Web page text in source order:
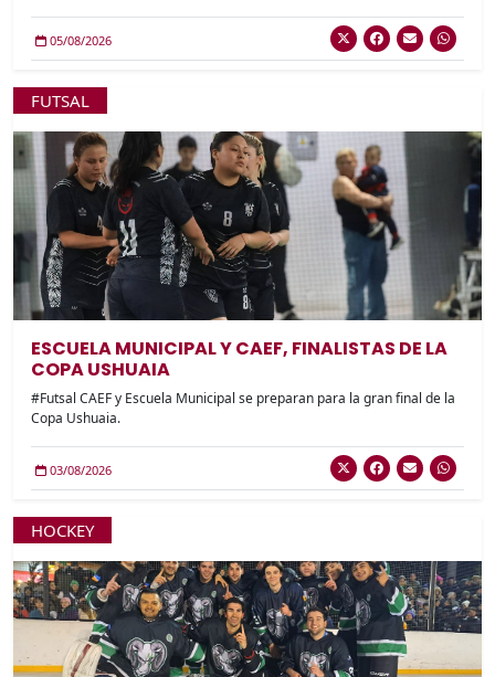
05/08/2026
FUTSAL
ESCUELA MUNICIPAL Y CAEF, FINALISTAS DE LA
COPA USHUAIA
#Futsal CAEF y Escuela Municipal se preparan para la gran final de la
Copa Ushuaia.
03/08/2026
HOCKEY